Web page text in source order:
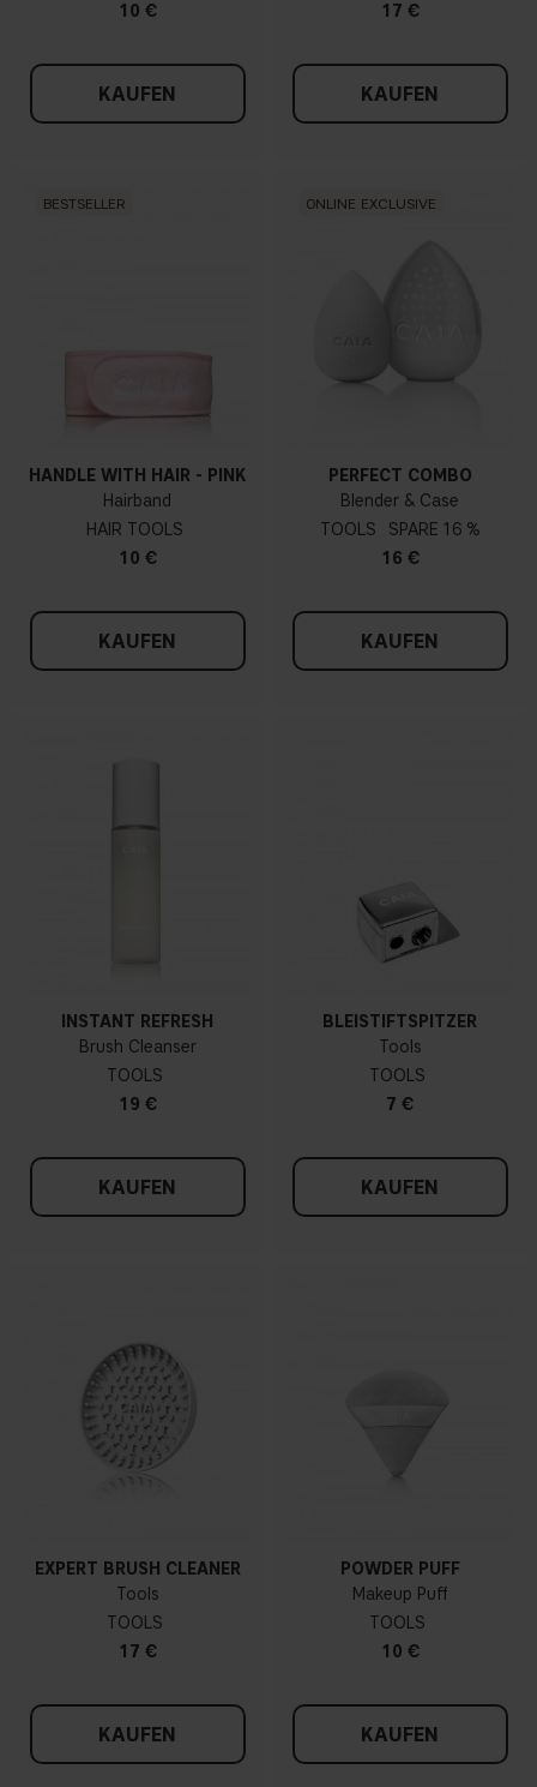
10 €
KAUFEN
17 €
KAUFEN
BESTSELLER
HANDLE WITH HAIR - PINK
Hairband
HAIR TOOLS
10 €
KAUFEN
ONLINE EXCLUSIVE
PERFECT COMBO
Blender & Case
TOOLS
16 %
16 €
KAUFEN
INSTANT REFRESH
Brush Cleanser
TOOLS
19 €
KAUFEN
BLEISTIFTSPITZER
Tools
TOOLS
7 €
KAUFEN
EXPERT BRUSH CLEANER
Tools
TOOLS
17 €
KAUFEN
POWDER PUFF
Makeup Puff
TOOLS
10 €
KAUFEN